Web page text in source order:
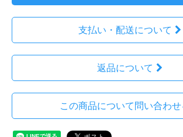
支払い・配送について
返品について
この商品について問い合わせ